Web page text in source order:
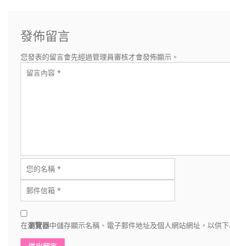
發佈留言
您發表的留言會先經過管理員審核才會發佈顯示。
在瀏覽器中儲存顯示名稱、電子郵件地址及個人網站網址，以供